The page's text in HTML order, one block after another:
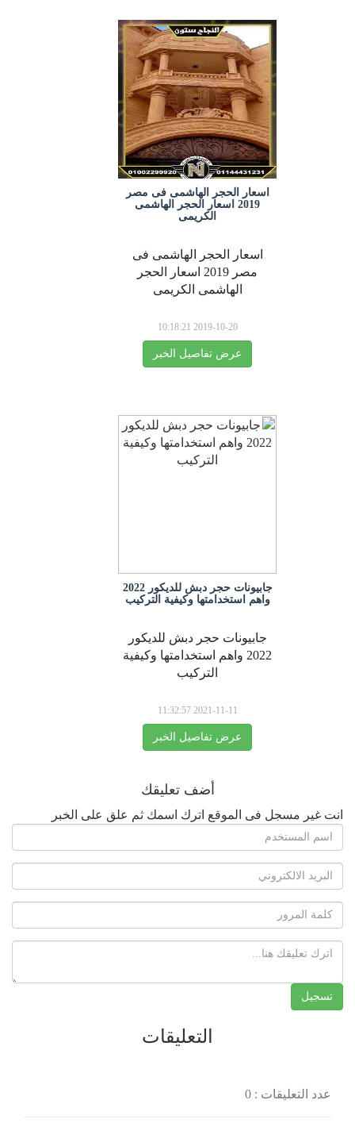
اسعار الحجر الهاشمى فى مصر
2019 اسعار الحجر الهاشمى
الكريمى
اسعار الحجر الهاشمى فى
مصر 2019 اسعار الحجر
الهاشمى الكريمى
2019-10-20 10:18:21
عرض تفاصيل الخبر
جابيونات حجر دبش للديكور 2022
واهم استخدامتها وكيفية التركيب
جابيونات حجر دبش للديكور
2022 واهم استخدامتها وكيفية
التركيب
2021-11-11 11:32:57
عرض تفاصيل الخبر
أضف تعليقك
انت غير مسجل فى الموقع اترك اسمك ثم علق على الخبر
التعليقات
عدد التعليقات : 0